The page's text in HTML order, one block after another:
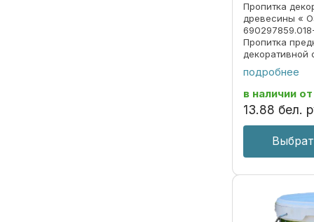
Пропитка
древесины «
Пропитка
декоративной
под ценные
атмосферных
подробнее
в наличии от
13.88 бел.